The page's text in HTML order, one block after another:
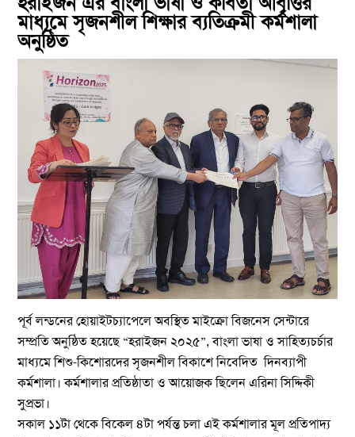
মাধ্যমে সৃজনশীল শিক্ষার ব্যতিক্রমী কর্মশালা
অনুষ্ঠিত
পূর্ব লন্ডনের হোয়াইটচ্যাপেলে অবস্থিত মাইক্রো বিজনেস সেন্টারে
সম্প্রতি অনুষ্ঠিত হয়েছে “হরাইজন ২০২৫”, বাংলা ভাষা ও সাহিত্যচর্চার
মাধ্যমে শিশু-কিশোরদের সৃজনশীল বিকাশে নিবেদিত দিনব্যাপী
কর্মশালা। কর্মশালার প্রতিষ্ঠাতা ও আয়োজক ছিলেন এরিনা সিদ্দিকী
সুপ্রভা।
সকাল ১১টা থেকে বিকেল ৪টা পর্যন্ত চলা এই কর্মশালার মূল প্রতিপাদ্য